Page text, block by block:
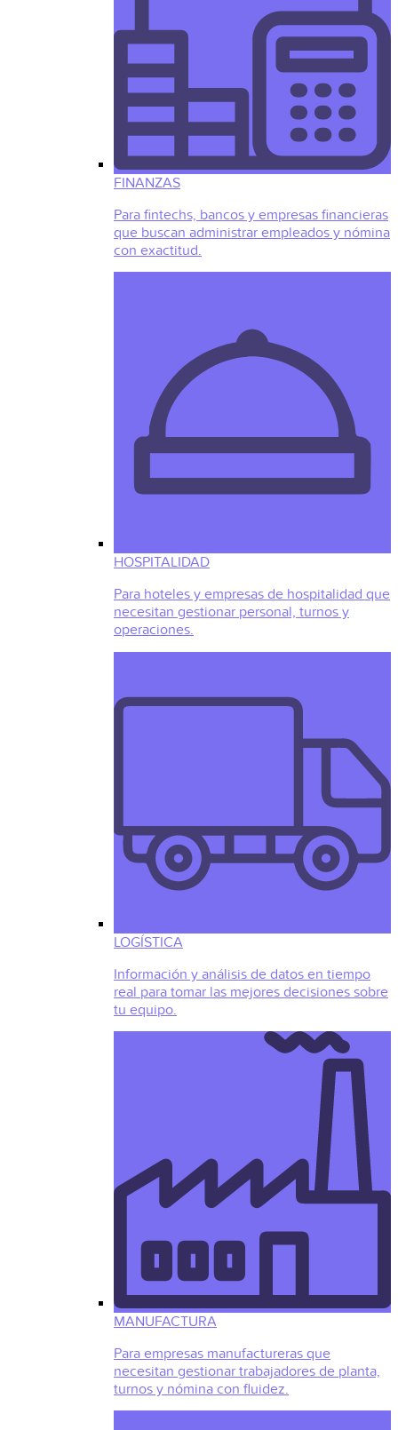
FINANZAS
Para fintechs, bancos y empresas financieras
que buscan administrar empleados y nómina
con exactitud.
HOSPITALIDAD
Para hoteles y empresas de hospitalidad que
necesitan gestionar personal, turnos y
operaciones.
LOGÍSTICA
Información y análisis de datos en tiempo
real para tomar las mejores decisiones sobre
tu equipo.
MANUFACTURA
Para empresas manufactureras que
necesitan gestionar trabajadores de planta,
turnos y nómina con fluidez.